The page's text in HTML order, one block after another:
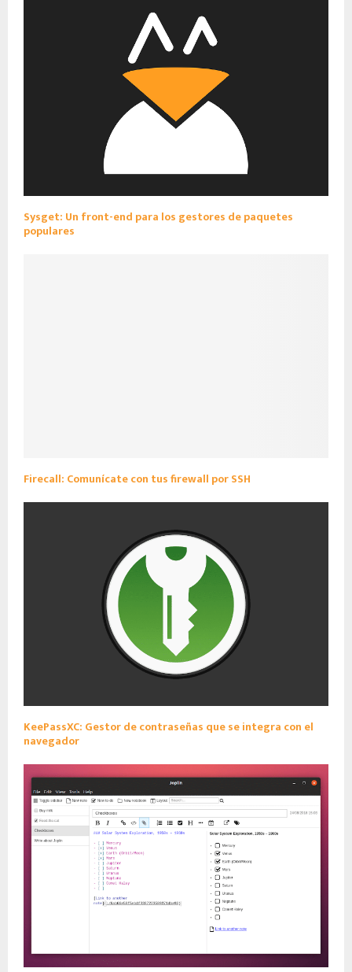
Sysget: Un front-end para los gestores de paquetes
populares
Firecall: Comunícate con tus firewall por SSH
KeePassXC: Gestor de contraseñas que se integra con el
navegador